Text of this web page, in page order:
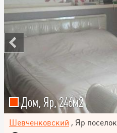
Дом, Яр, 246м2
Шевченковский , Яр поселок